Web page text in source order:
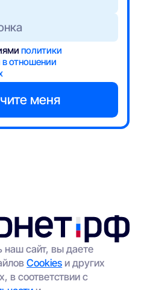
политики
отношении
наш сайт, вы даете
Cookies и других
в соответствии с